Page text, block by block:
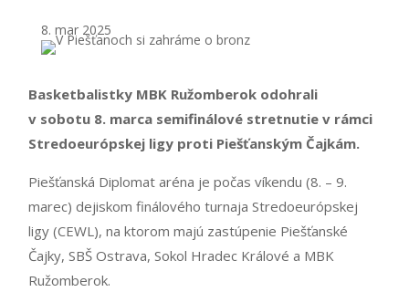
8. mar 2025
Basketbalistky MBK Ružomberok odohrali
v sobotu 8. marca semifinálové stretnutie v rámci
Stredoeurópskej ligy proti Piešťanským Čajkám.
Piešťanská Diplomat aréna je počas víkendu (8. – 9.
marec) dejiskom finálového turnaja Stredoeurópskej
ligy (CEWL), na ktorom majú zastúpenie Piešťanské
Čajky, SBŠ Ostrava, Sokol Hradec Králové a MBK
Ružomberok.